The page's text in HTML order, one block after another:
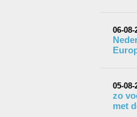
06-08-
05-08-
zo
met